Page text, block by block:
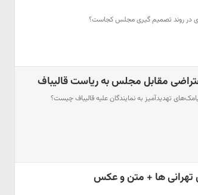
در روند تصمیم گیری مجلس کجاست؟
مقابل مجلس به ریاست قالیباف
تهدیدآمیز به نمایندگان علیه قالیباف چیست؟
تهرانی ها + متن و عکس